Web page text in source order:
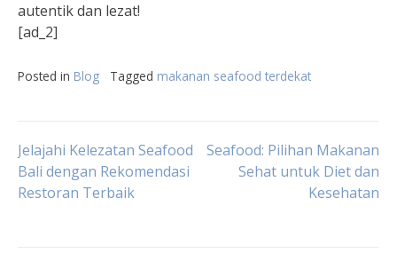
autentik dan lezat!
[ad_2]
Posted in Blog Tagged makanan seafood terdekat
Post
navigation
Jelajahi Kelezatan Seafood
Bali dengan Rekomendasi
Restoran Terbaik
Seafood: Pilihan Makanan
Sehat untuk Diet dan
Kesehatan